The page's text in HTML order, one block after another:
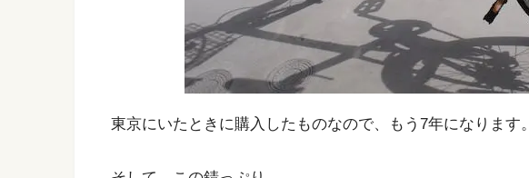
東京にいたときに購入したものなので、もう7年になります。